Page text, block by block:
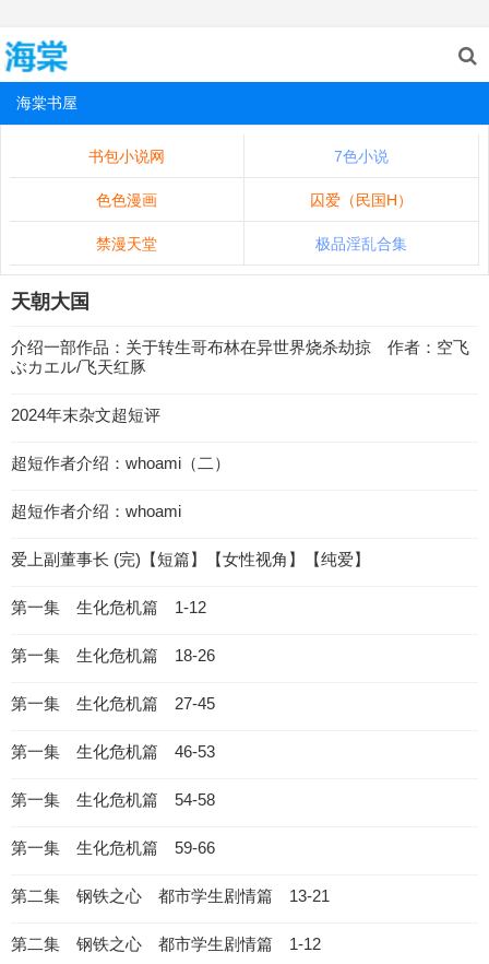
海棠书屋
书包小说网 7色小说
色色漫画 囚爱（民国H）
禁漫天堂 极品淫乱合集
天朝大国
介绍一部作品：关于转生哥布林在异世界烧杀劫掠 作者：空飞
ぶカエル/飞天红豚
2024年末杂文超短评
超短作者介绍：whoami（二）
超短作者介绍：whoami
爱上副董事长 (完)【短篇】【女性视角】【纯爱】
第一集 生化危机篇 1-12
第一集 生化危机篇 18-26
第一集 生化危机篇 27-45
第一集 生化危机篇 46-53
第一集 生化危机篇 54-58
第一集 生化危机篇 59-66
第二集 钢铁之心 都市学生剧情篇 13-21
第二集 钢铁之心 都市学生剧情篇 1-12